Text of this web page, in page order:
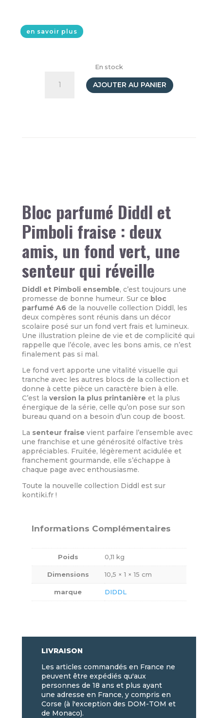
en savoir plus
En stock
AJOUTER AU PANIER
Bloc parfumé Diddl et
Pimboli fraise : deux
amis, un fond vert, une
senteur qui réveille
Diddl et Pimboli ensemble, c’est toujours une
promesse de bonne humeur. Sur ce bloc
parfumé A6 de la nouvelle collection Diddl, les
deux compères sont réunis dans un décor
scolaire posé sur un fond vert frais et lumineux.
Une illustration pleine de vie et de complicité qui
rappelle que l’école, avec les bons amis, ce n’est
finalement pas si mal.
Le fond vert apporte une vitalité visuelle qui
tranche avec les autres blocs de la collection et
donne à cette pièce un caractère bien à elle.
C’est la version la plus printanière et la plus
énergique de la série, celle qu’on pose sur son
bureau quand on a besoin d’un coup de boost.
La senteur fraise vient parfaire l’ensemble avec
une franchise et une générosité olfactive très
appréciables. Fruitée, légèrement acidulée et
franchement gourmande, elle s’échappe à
chaque page avec enthousiasme.
Toute la nouvelle collection Diddl est sur
kontiki.fr !
Informations Complémentaires
Poids 0,11 kg
Dimensions 10,5 × 1 × 15 cm
marque DIDDL
LIVRAISON
Les articles commandés en France ne
peuvent être expédiés qu'aux
personnes de 18 ans et plus ayant
une adresse en France, y compris en
Corse (à l'exception des DOM-TOM et
de Monaco).